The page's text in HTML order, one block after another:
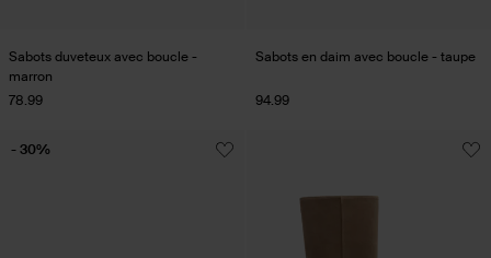
Sabots duveteux avec boucle -
marron
78.99
Sabots en daim avec boucle - taupe
94.99
- 30%